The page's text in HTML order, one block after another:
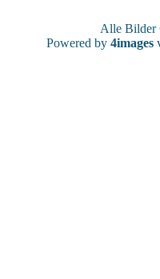
Alle
Powered by 4images